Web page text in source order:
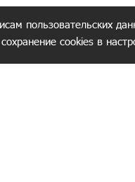
пользовательских
cookies в